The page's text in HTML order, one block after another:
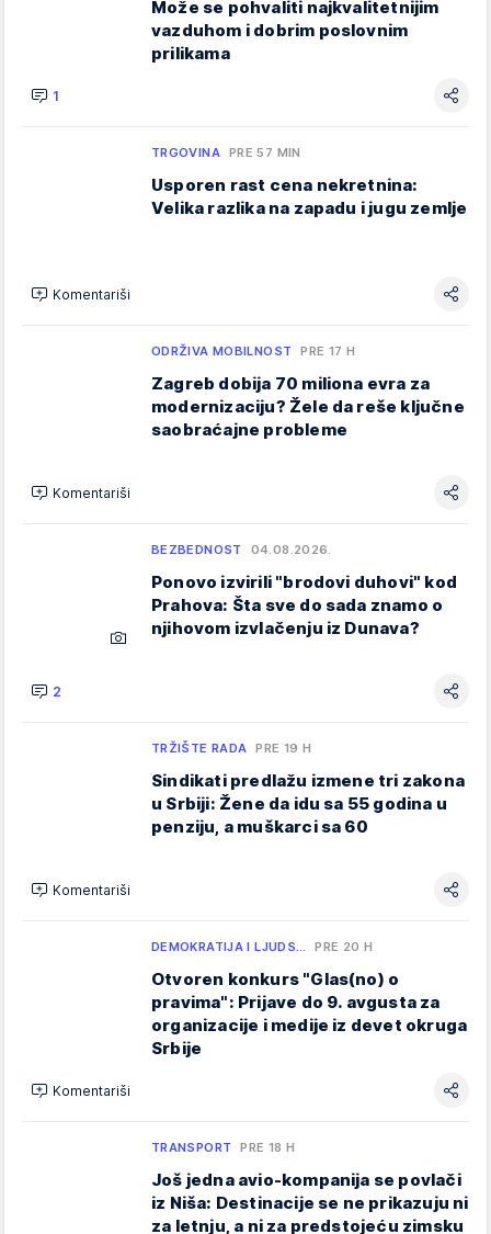
Može se pohvaliti najkvalitetnijim
vazduhom i dobrim poslovnim
prilikama
1
TRGOVINA PRE 57 MIN
Usporen rast cena nekretnina:
Velika razlika na zapadu i jugu zemlje
Komentariši
ODRŽIVA MOBILNOST PRE 17 H
Zagreb dobija 70 miliona evra za
modernizaciju? Žele da reše ključne
saobraćajne probleme
Komentariši
BEZBEDNOST 04.08.2026.
Ponovo izvirili "brodovi duhovi" kod
Prahova: Šta sve do sada znamo o
njihovom izvlačenju iz Dunava?
2
TRŽIŠTE RADA PRE 19 H
Sindikati predlažu izmene tri zakona
u Srbiji: Žene da idu sa 55 godina u
penziju, a muškarci sa 60
Komentariši
DEMOKRATIJA I LJUDS… PRE 20 H
Otvoren konkurs "Glas(no) o
pravima": Prijave do 9. avgusta za
organizacije i medije iz devet okruga
Srbije
Komentariši
TRANSPORT PRE 18 H
Još jedna avio-kompanija se povlači
iz Niša: Destinacije se ne prikazuju ni
za letnju, a ni za predstojeću zimsku